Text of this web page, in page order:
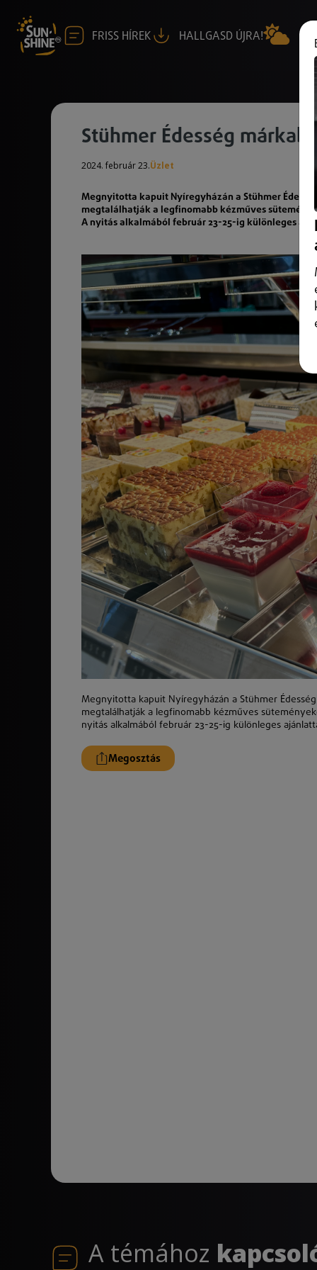
FRISS HÍREK HALLGASD ÚJRA!
Stühmer Édesség
2024. február 23.Üzlet
Megnyitotta kapuit Nyíregyházán a Stühmer
megtalálhatják a legfinomabb kézműves
A nyitás alkalmából február 23-25-ig különleges
Megnyitotta kapuit Nyíregyházán a Stühmer
megtalálhatják a legfinomabb kézműves
nyitás alkalmából február 23-25-ig különleges
Megosztás
A témához